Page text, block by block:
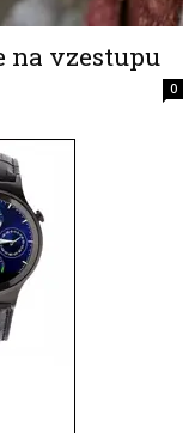
na vzestupu
0